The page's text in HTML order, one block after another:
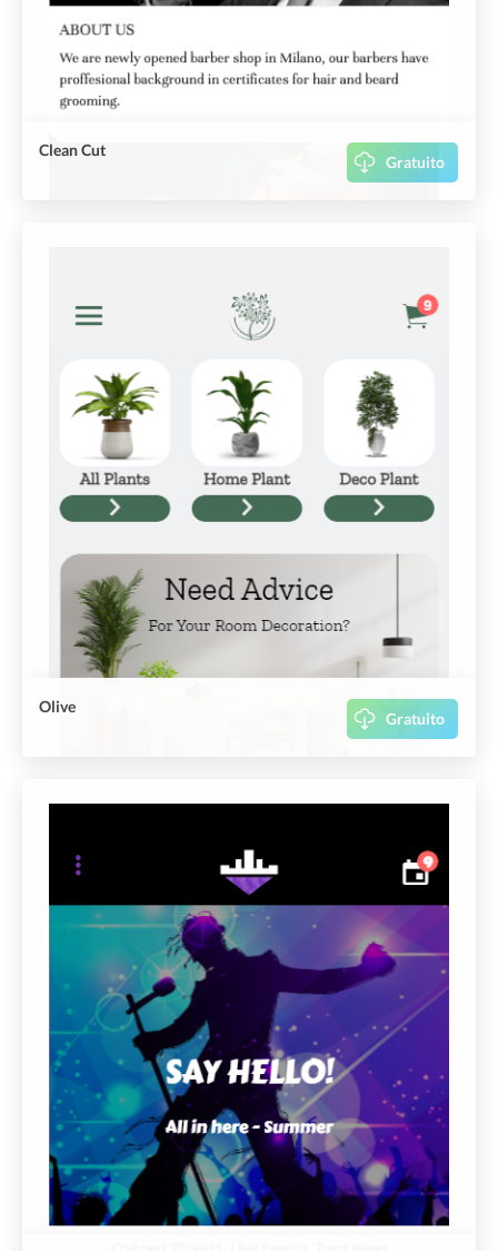
Clean Cut
Gratuito
Olive
Gratuito